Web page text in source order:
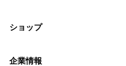
ショップ
企業情報